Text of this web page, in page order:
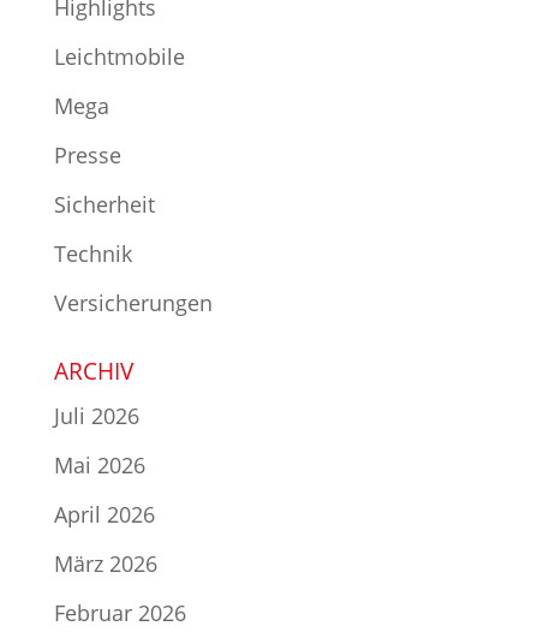
Highlights
Leichtmobile
Mega
Presse
Sicherheit
Technik
Versicherungen
ARCHIV
Juli 2026
Mai 2026
April 2026
März 2026
Februar 2026